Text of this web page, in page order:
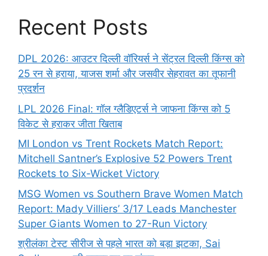
Recent Posts
DPL 2026: आउटर दिल्ली वॉरियर्स ने सेंट्रल दिल्ली किंग्स को
25 रन से हराया, याजस शर्मा और जसवीर सेहरावत का तूफानी
प्रदर्शन
LPL 2026 Final: गॉल ग्लैडिएटर्स ने जाफना किंग्स को 5
विकेट से हराकर जीता खिताब
MI London vs Trent Rockets Match Report:
Mitchell Santner’s Explosive 52 Powers Trent
Rockets to Six-Wicket Victory
MSG Women vs Southern Brave Women Match
Report: Mady Villiers’ 3/17 Leads Manchester
Super Giants Women to 27-Run Victory
श्रीलंका टेस्ट सीरीज से पहले भारत को बड़ा झटका, Sai